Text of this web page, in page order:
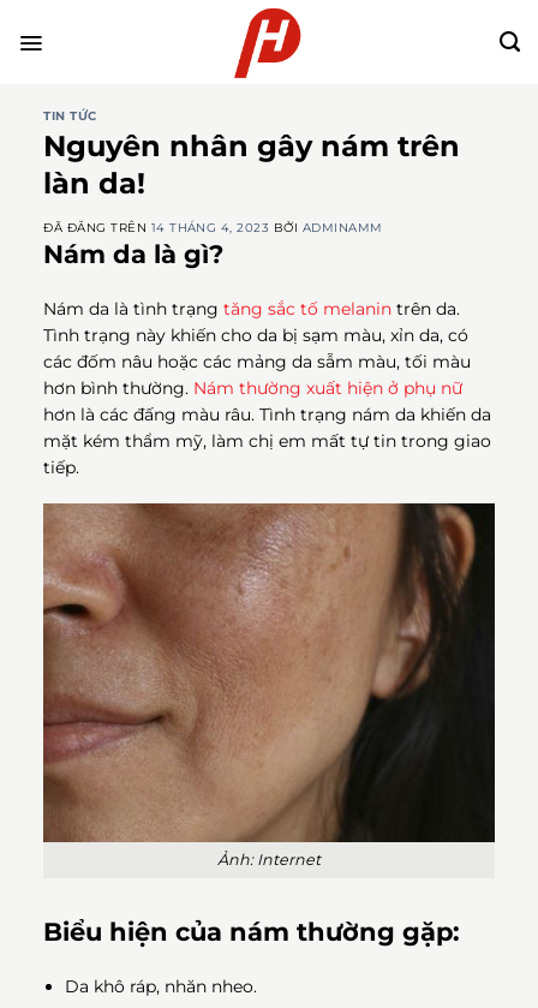
đến
TIN TỨC
Nguyên nhân gây nám trên
làn da!
ĐÃ ĐĂNG TRÊN 14 THÁNG 4, 2023 BỞI ADMINAMM
Nám da là gì?
Nám da là tình trạngtăng sắc tố melanin trên da.
Tình trạng này khiến cho da bị sạm màu, xỉn da, có
các đốm nâu hoặc các mảng da sẫm màu, tối màu
hơn bình thường. Nám thường xuất hiện ở phụ nữ
hơn là các đấng màu râu. Tình trạng nám da khiến da
mặt kém thẩm mỹ, làm chị em mất tự tin trong giao
tiếp.
Ảnh: Internet
Biểu hiện của nám thường gặp:
Da khô ráp, nhăn nheo.